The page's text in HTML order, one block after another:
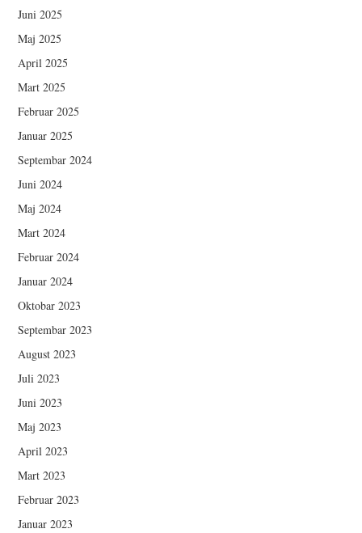
Juni 2025
Maj 2025
April 2025
Mart 2025
Februar 2025
Januar 2025
Septembar 2024
Juni 2024
Maj 2024
Mart 2024
Februar 2024
Januar 2024
Oktobar 2023
Septembar 2023
August 2023
Juli 2023
Juni 2023
Maj 2023
April 2023
Mart 2023
Februar 2023
Januar 2023